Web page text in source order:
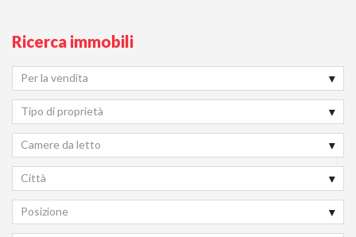
Ricerca immobili
Per la vendita
Tipo di proprietà
Camere da letto
Città
Posizione